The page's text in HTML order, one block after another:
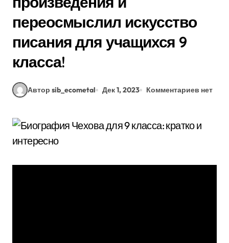
переосмыслил искусство
писания для учащихся 9
класса!
Автор sib_ecometal Дек 1, 2023 Комментариев нет